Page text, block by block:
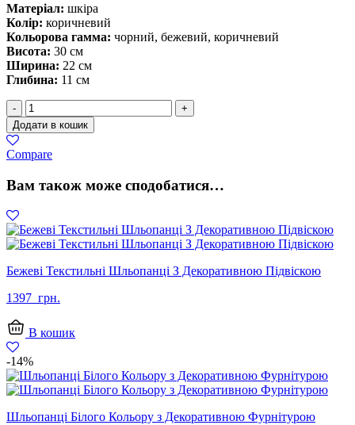
Матеріал: шкіра
Колір: коричневий
Кольорова гамма: чорний, бежевий, коричневий
Висота: 30 см
Ширина: 22 см
Глибина: 11 см
Рюкзак
зі
Шкіри
Коричневий
з
М’якою
Фактурою
-
+
Додати в кошик
Compare
Вам також може сподобатися…
Бежеві Текстильні Шльопанці З Декоративною Підвіскою
1397 грн.
В кошик
-14%
Шльопанці Білого Кольору з Декоративною Фурнітурою